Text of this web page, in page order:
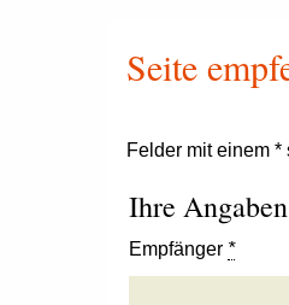
Seite
Felder mit einem
Ihre Angaben
Empfänger *